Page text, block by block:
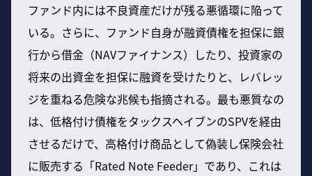
ファンド内には不良資産だけが残る悪循環に陥って
いる。さらに、ファンド自身が融資債権を担保に銀
行から借金（NAVファイナンス）したり、投資家の
将来の出資金を担保に融資を受けたりと、レバレッ
ジを重ねる危険な兆候も指摘される。最も悪質なの
は、低格付け債権をタックスヘイブンのSPVを経由
させるだけで、高格付け商品として偽装し保険会社
に販売する「Rated Note Feeder」であり、これは